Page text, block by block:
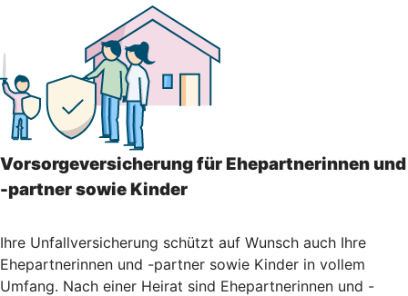
Vorsorgeversicherung für Ehepartnerinnen und
-partner sowie Kinder
Ihre Unfallversicherung schützt auf Wunsch auch Ihre
Ehepartnerinnen und -partner sowie Kinder in vollem
Umfang. Nach einer Heirat sind Ehepartnerinnen und -